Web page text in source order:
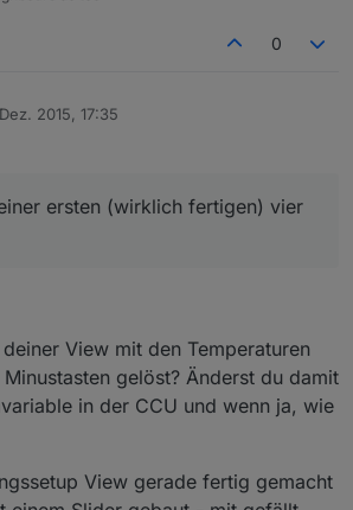
0
2015, 17:35
ersten (wirklich fertigen) vier
View mit den Temperaturen
gelöst? Änderst du damit
in der CCU und wenn ja, wie
View gerade fertig gemacht